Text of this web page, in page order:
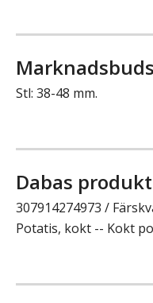
Stl: 38-48 mm.
Dabas
307914274973 /
Potatis, kokt -- Kokt